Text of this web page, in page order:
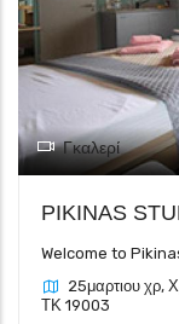
Γκαλερί
PIKINAS
Welcome to
25μαρτιου χρ,
ΤΚ 19003